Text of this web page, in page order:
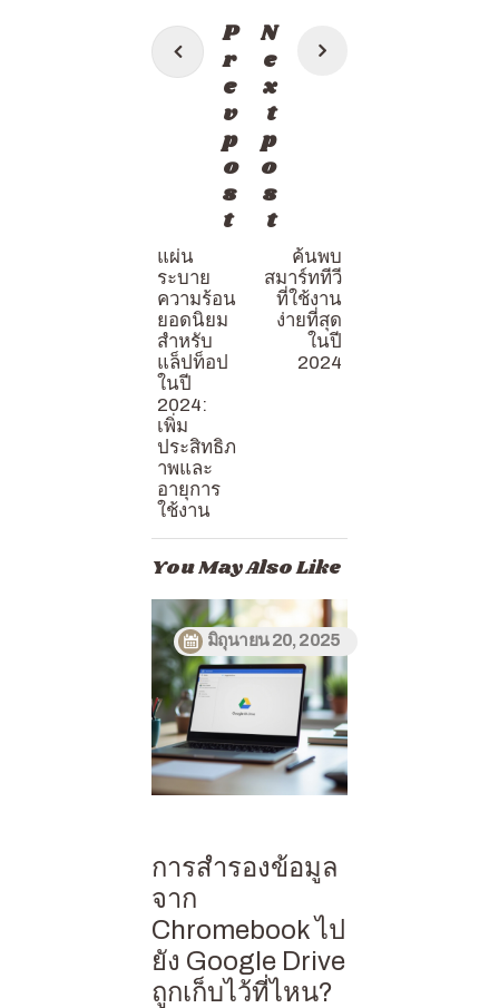
แนะแนว
เรื่อง
P
r
e
v
p
o
s
t
แผ่น
ระบาย
ความร้อน
ยอดนิยม
สำหรับ
แล็ปท็อป
ในปี
2024:
เพิ่ม
ประสิทธิภ
าพและ
อายุการ
ใช้งาน
N
e
x
t
p
o
s
t
ค้นพบ
สมาร์ททีวี
ที่ใช้งาน
ง่ายที่สุด
ในปี
2024
You May Also Like
มิถุนายน 20, 2025
การสำรองข้อมูล
จาก
Chromebook ไป
ยัง Google Drive
ถูกเก็บไว้ที่ไหน?